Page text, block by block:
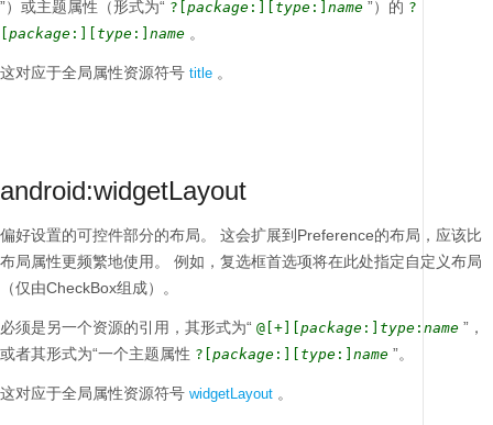
”）或主题属性（形式为“ ?[ package :][ type :] name ”）的 ?
package :][ type :] name 。
这对应于全局属性资源符号 title 。
android:widgetLayout
偏好设置的可控件部分的布局。
这会扩展到Preference的布局，应该比
布局属性更频繁地使用。
例如，复选框首选项将在此处指定自定义布局
（仅由CheckBox组成）。
必须是另一个资源的引用，其形式为“ @[+][ package :] type : name ”，
或者其形式为“一个主题属性 ?[ package :][ type :] name ”。
这对应于全局属性资源符号 widgetLayout 。